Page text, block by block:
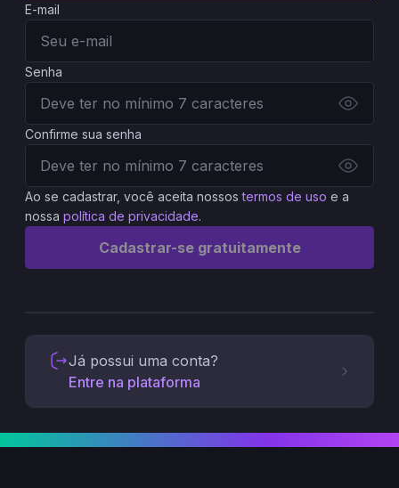
E-mail
Senha
Confirme sua senha
Ao se cadastrar, você aceita nossos termos de uso e a
nossa política de privacidade.
Cadastrar-se gratuitamente
Já possui uma conta?
Entre na plataforma